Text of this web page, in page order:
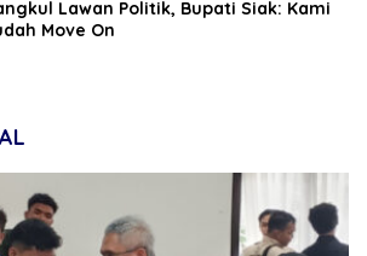
Lawan Politik, Bupati Siak: Kami
Move On